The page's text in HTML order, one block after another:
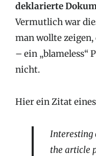
deklarierte
Vermutlich war
man wollte
– ein „blameless“
nicht.
Hier ein Zitat
Interesting
the article